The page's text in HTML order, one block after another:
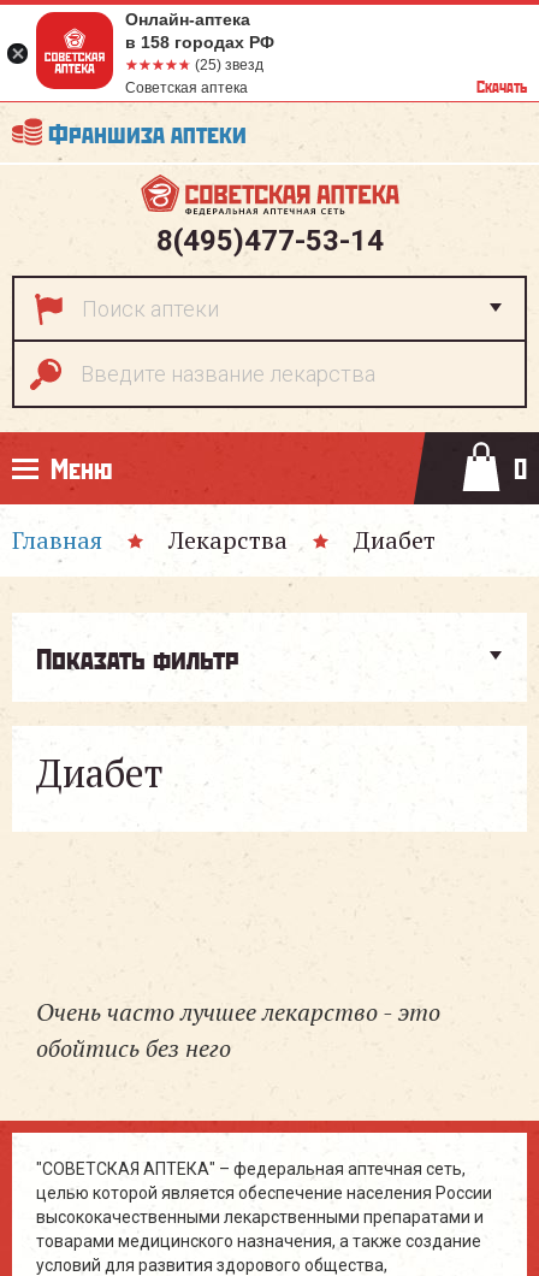
Франшиза аптеки
8(495)477-53-14
Меню 0
Главная Лекарства Диабет
Диабет
Показать фильтр
Очень часто лучшее лекарство - это
обойтись без него
"СОВЕТСКАЯ АПТЕКА" – федеральная аптечная сеть,
целью которой является обеспечение населения России
высококачественными лекарственными препаратами и
товарами медицинского назначения, а также создание
условий для развития здорового общества,
Онлайн-аптека
в 158 городах РФ
☆☆☆☆☆
★★★★★ (25) звезд
Советская аптека
Скачать